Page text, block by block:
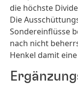
die höchste
Die
Sondereinflüsse
nach nicht
Henkel damit